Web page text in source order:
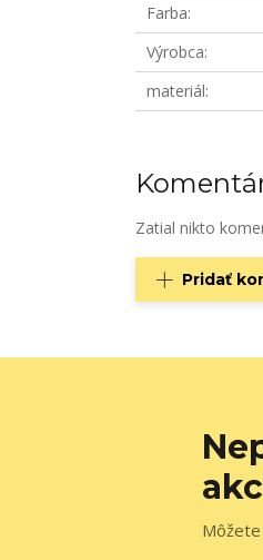
Farba
Výrobca
materiál
Zatial nikto
Pridať